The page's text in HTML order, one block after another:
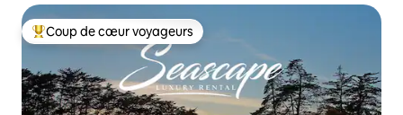
Coup de cœur voyageurs parmi les plus aimés
Coup de cœur voyageurs